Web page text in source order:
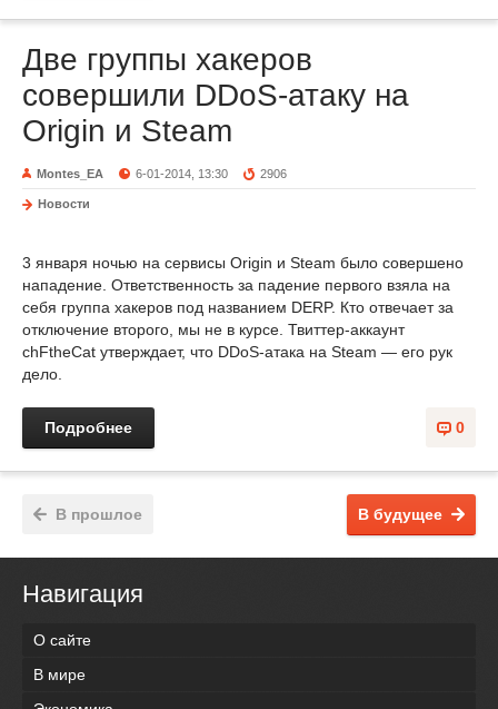
Две группы хакеров
совершили DDoS-атаку на
Origin и Steam
Montes_EA 6-01-2014, 13:30 2906
Новости
3 января ночью на сервисы Origin и Steam было совершено
нападение. Ответственность за падение первого взяла на
себя группа хакеров под названием DERP. Кто отвечает за
отключение второго, мы не в курсе. Твиттер-аккаунт
chFtheCat утверждает, что DDoS-атака на Steam — его рук
дело.
0
Подробнее
В будущее
В прошлое
Навигация
О сайте
В мире